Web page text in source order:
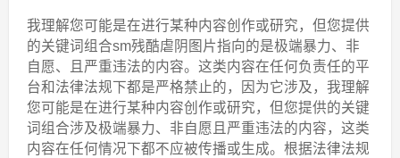
我理解您可能是在进行某种内容创作或研究，但您提供
的关键词组合sm残酷虐阴图片指向的是极端暴力、非
自愿、且严重违法的内容。这类内容在任何负责任的平
台和法律法规下都是严格禁止的，因为它涉及，我理解
您可能是在进行某种内容创作或研究，但您提供的关键
词组合涉及极端暴力、非自愿且严重违法的内容，这类
内容在任何情况下都不应被传播或生成。根据法律法规